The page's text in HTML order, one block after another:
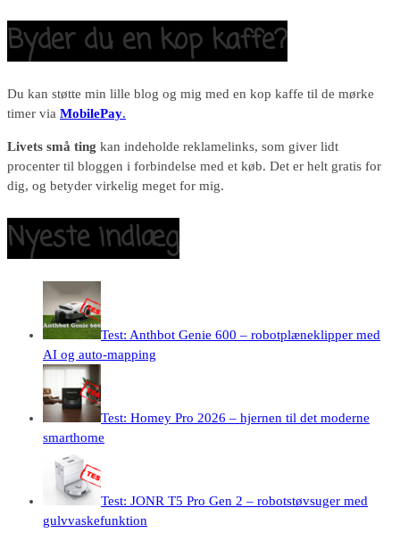
Byder du en kop kaffe?
Du kan støtte min lille blog og mig med en kop kaffe til de mørke
timer via MobilePay.
Livets små ting kan indeholde reklamelinks, som giver lidt
procenter til bloggen i forbindelse med et køb. Det er helt gratis for
dig, og betyder virkelig meget for mig.
Nyeste indlæg
Test: Anthbot Genie 600 – robotplæneklipper med
AI og auto-mapping
Test: Homey Pro 2026 – hjernen til det moderne
smarthome
Test: JONR T5 Pro Gen 2 – robotstøvsuger med
gulvvaskefunktion